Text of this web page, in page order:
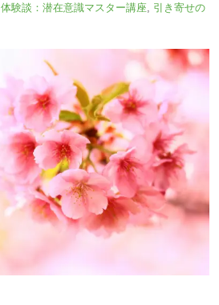
体験談：潜在意識マスター講座 引き寄せの